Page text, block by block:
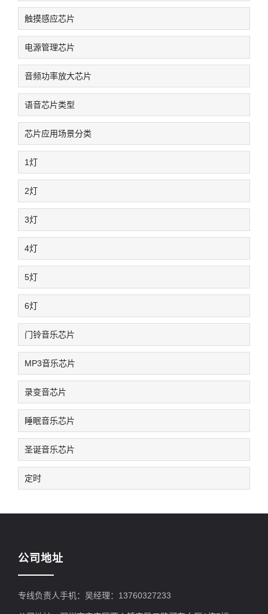
触摸感应芯片
电源管理芯片
音频功率放大芯片
语音芯片类型
芯片应用场景分类
1灯
2灯
3灯
4灯
5灯
6灯
门铃音乐芯片
MP3音乐芯片
录变音芯片
睡眠音乐芯片
圣诞音乐芯片
定时
公司地址
专线负责人手机：吴经理：13760327233